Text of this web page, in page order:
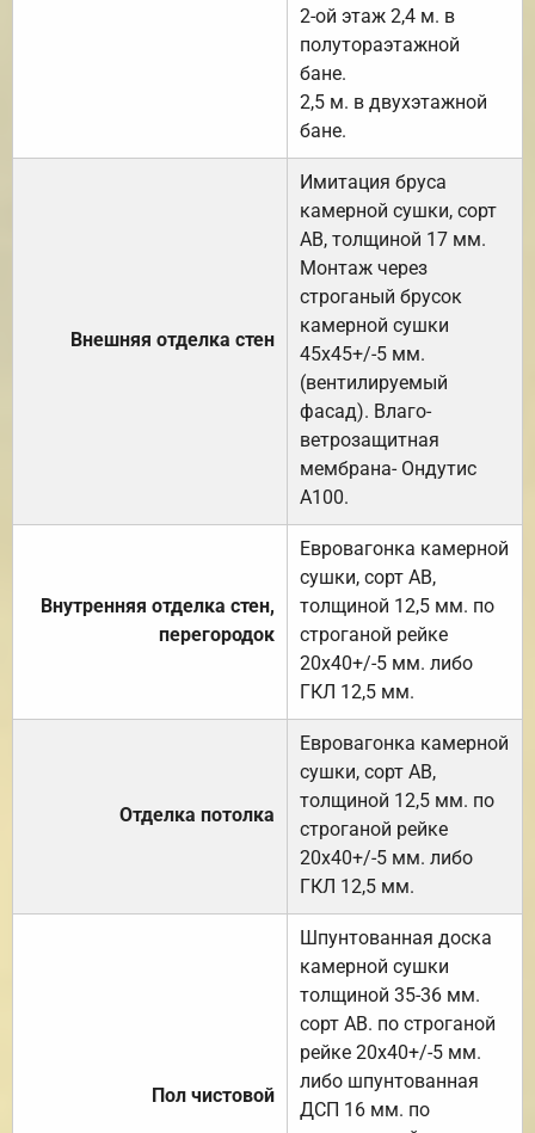
2-ой этаж 2,4 м. в
полутораэтажной
бане.
2,5 м. в двухэтажной
бане.
Внешняя отделка стен
Имитация бруса
камерной сушки, сорт
АВ, толщиной 17 мм.
Монтаж через
строганый брусок
камерной сушки
45х45+/-5 мм.
(вентилируемый
фасад). Влаго-
ветрозащитная
мембрана- Ондутис
А100.
Внутренняя отделка стен,
перегородок
Евровагонка камерной
сушки, сорт АВ,
толщиной 12,5 мм. по
строганой рейке
20х40+/-5 мм. либо
ГКЛ 12,5 мм.
Отделка потолка
Евровагонка камерной
сушки, сорт АВ,
толщиной 12,5 мм. по
строганой рейке
20х40+/-5 мм. либо
ГКЛ 12,5 мм.
Пол чистовой
Шпунтованная доска
камерной сушки
толщиной 35-36 мм.
сорт АВ. по строганой
рейке 20х40+/-5 мм.
либо шпунтованная
ДСП 16 мм. по